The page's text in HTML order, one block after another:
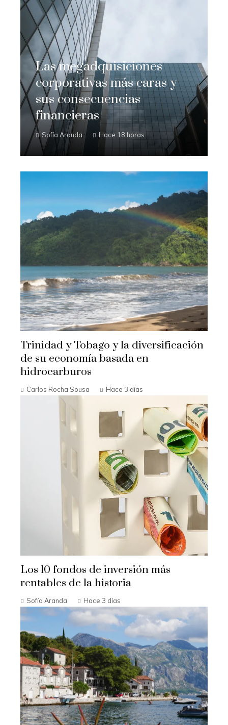
Las megadquisiciones
corporativas más caras y
sus consecuencias
financieras
Sofía Aranda Hace 18 horas
Trinidad y Tobago y la diversificación
de su economía basada en
hidrocarburos
Carlos Rocha Sousa Hace 3 días
Los 10 fondos de inversión más
rentables de la historia
Sofía Aranda Hace 3 días